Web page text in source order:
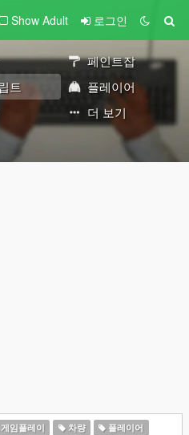
Show Adult 로그인
페인트잡
트
플레이어
더 보기
임플레이 차량
플레이어